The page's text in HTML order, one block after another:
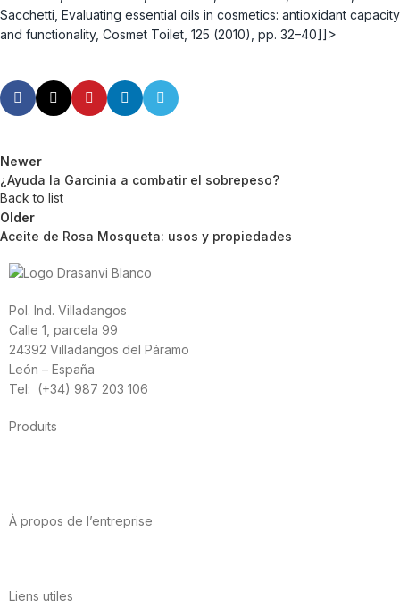
Sacchetti, Evaluating essential oils in cosmetics: antioxidant capacity
and functionality, Cosmet Toilet, 125 (2010), pp. 32–40]]>
Newer
¿Ayuda la Garcinia a combatir el sobrepeso?
Back to list
Older
Aceite de Rosa Mosqueta: usos y propiedades
Pol. Ind. Villadangos
Calle 1, parcela 99
24392 Villadangos del Páramo
León – España
Tel: (+34) 987 203 106
Produits
À propos de l’entreprise
Liens utiles